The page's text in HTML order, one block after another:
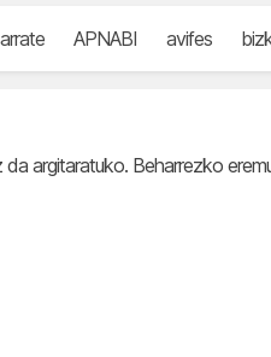
APNABI avifes
da argitaratuko. Beharrezko